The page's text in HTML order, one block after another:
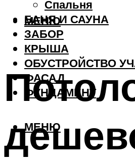
Спальня
БАНЯ И САУНА
ЗАБОР
КРЫША
ОБУСТРОЙСТВО
ФАСАД
ФУНДАМЕНТ
МЕНЮ
МЕНЮ